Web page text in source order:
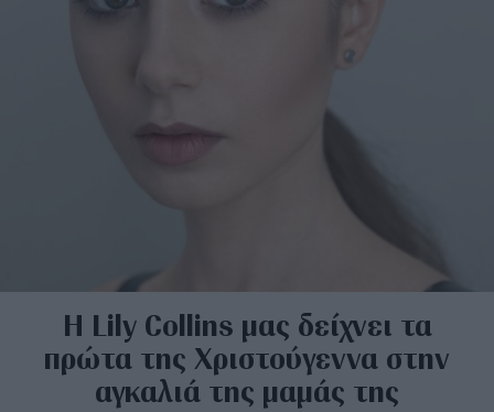
Η Lily Collins μας δείχνει τα
πρώτα της Χριστούγεννα στην
αγκαλιά της μαμάς της